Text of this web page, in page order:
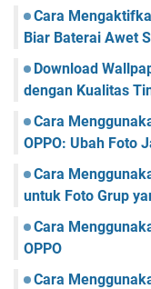
Cara
Biar Baterai Awet
Download
dengan Kualitas
Cara
OPPO: Ubah Foto
Cara
untuk Foto Grup
Cara
OPPO
Cara